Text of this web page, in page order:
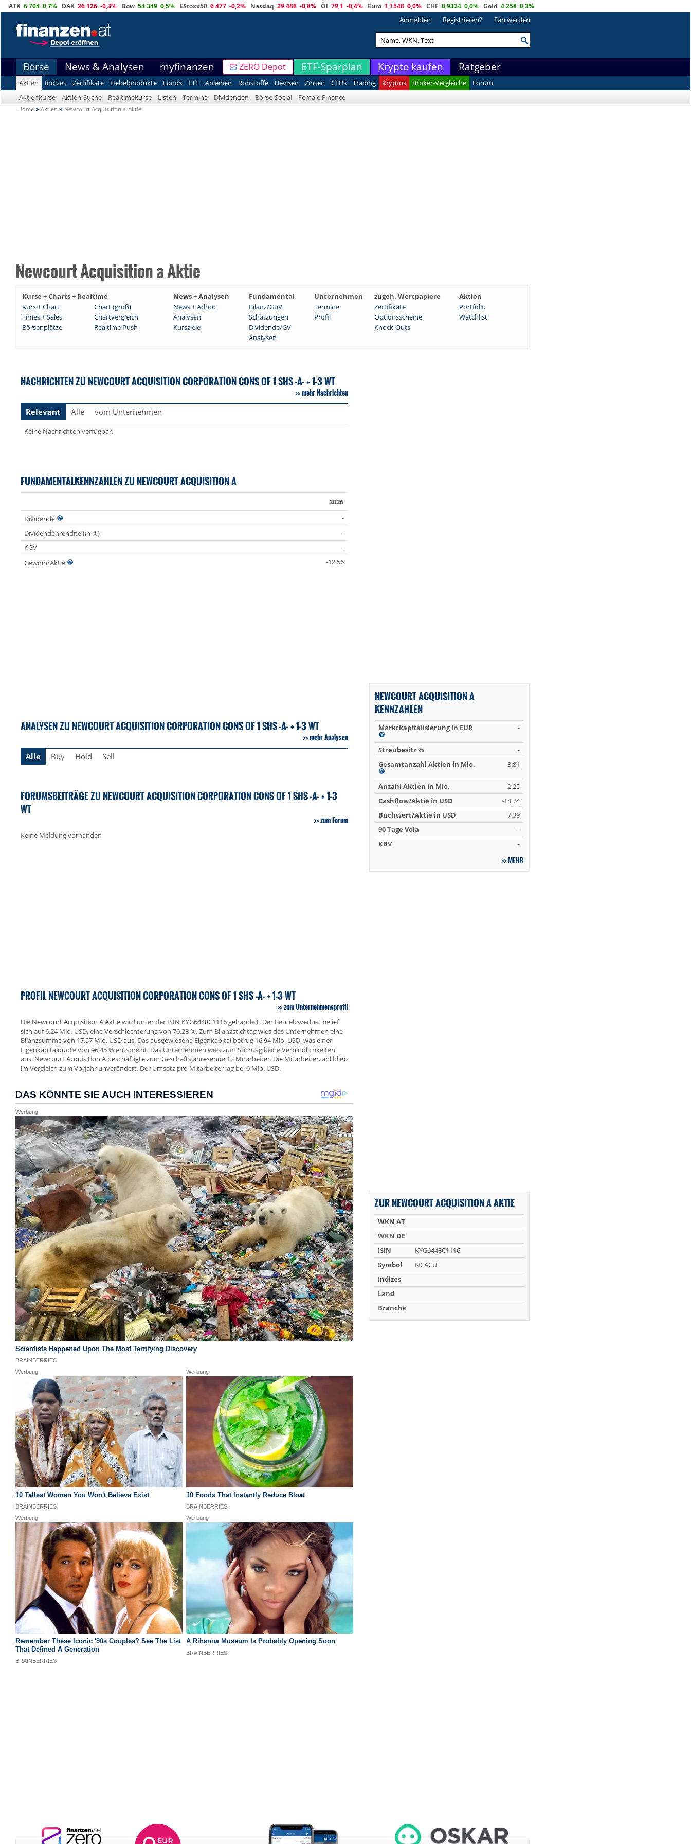
ATX 6 704 0,7% DAX 26 126 -0,3% Dow 54 349 0,5% EStoxx50 6 477 -0,2% Nasdaq 29 488 -0,8% Öl 79,1 -0,4% Euro 1,1548 0,0% CHF 0,9324 0,0% Gold 4 258 0,3%
Anmelden Registrieren? Fan werden
Börse News & Analysen myfinanzen ZERO Depot ETF-Sparplan Krypto kaufen Ratgeber
Aktien Indizes Zertifikate Hebelprodukte Fonds ETF Anleihen Rohstoffe Devisen Zinsen CFDs Trading Kryptos Broker-Vergleiche
Forum
Aktienkurse
Aktien-Suche Realtimekurse Listen Termine Dividenden Börse-Social Female Finance
Home » Aktien » Newcourt Acquisition a-Aktie
Newcourt Acquisition a Aktie
Kurse + Charts + Realtime News + Analysen Fundamental Unternehmen zugeh. Wertpapiere
Aktion
Kurs + Chart
Chart (groß) News + Adhoc Bilanz/GuV Termine Zertifikate
Portfolio
Times + Sales
Chartvergleich Analysen Schätzungen Profil Optionsscheine
Watchlist
Börsenplätze
Realtime Push Kursziele Dividende/GV
Knock-Outs
Analysen
NACHRICHTEN ZU NEWCOURT ACQUISITION CORPORATION CONS OF 1 SHS -A- + 1-3 WT
mehr Nachrichten
Relevant
Alle vom Unternehmen
Keine Nachrichten verfügbar.
FUNDAMENTALKENNZAHLEN ZU NEWCOURT ACQUISITION A
2026
Dividende
-
Dividendenrendite (in %)
-
KGV
-
Gewinn/Aktie
-12.56
ANALYSEN ZU NEWCOURT ACQUISITION CORPORATION CONS OF 1 SHS -A- + 1-3 WT
mehr Analysen
Alle
Buy Hold Sell
FORUMSBEITRÄGE ZU NEWCOURT ACQUISITION CORPORATION CONS OF 1 SHS -A- + 1-3
WT
zum Forum
Keine Meldung vorhanden
PROFIL NEWCOURT ACQUISITION CORPORATION CONS OF 1 SHS -A- + 1-3 WT
zum Unternehmensprofil
Die Newcourt Acquisition A Aktie wird unter der ISIN KYG6448C1116 gehandelt. Der Betriebsverlust belief
sich auf 6,24 Mio. USD, eine Verschlechterung von 70,28 %. Zum Bilanzstichtag wies das Unternehmen eine
Bilanzsumme von 17,57 Mio. USD aus. Das ausgewiesene Eigenkapital betrug 16,94 Mio. USD, was einer
Eigenkapitalquote von 96,45 % entspricht. Das Unternehmen wies zum Stichtag keine Verbindlichkeiten
aus. Newcourt Acquisition A beschäftigte zum Geschäftsjahresende 12 Mitarbeiter. Die Mitarbeiterzahl blieb
im Vergleich zum Vorjahr unverändert. Der Umsatz pro Mitarbeiter lag bei 0 Mio. USD.
NEWCOURT ACQUISITION A
KENNZAHLEN
Marktkapitalisierung in EUR -
Streubesitz %
-
Gesamtanzahl Aktien in Mio.
3.81
Anzahl Aktien in Mio.
2.25
Cashflow/Aktie in USD
-14.74
Buchwert/Aktie in USD
7.39
90 Tage Vola
-
KBV
-
MEHR
ZUR NEWCOURT ACQUISITION A AKTIE
WKN AT
WKN DE
ISIN
KYG6448C1116
Symbol
NCACU
Indizes
Land
Branche